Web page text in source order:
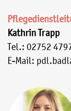
Kathrin Trapp
Tel.: 02752
E-Mail: